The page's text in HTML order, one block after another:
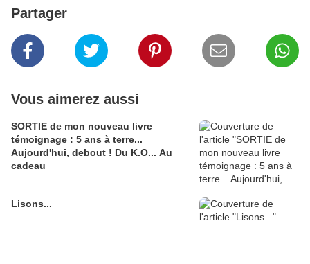
Partager
Vous aimerez aussi
SORTIE de mon nouveau livre
témoignage : 5 ans à terre...
Aujourd'hui, debout ! Du K.O... Au
cadeau
Lisons...